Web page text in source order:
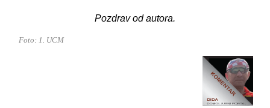
Pozdrav od autora.
Foto: 1. UCM